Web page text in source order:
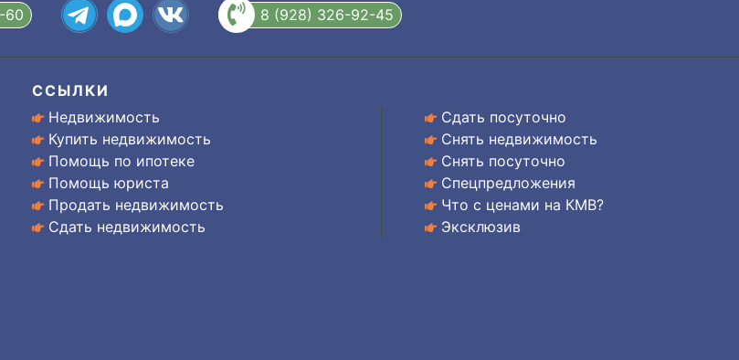
60 8 (928) 326-92-45
ССЫЛКИ
Недвижимость
Купить недвижимость
Помощь по ипотеке
Помощь юриста
Продать недвижимость
Сдать недвижимость
Сдать посуточно
Снять недвижимость
Снять посуточно
Спецпредложения
Что с ценами на КМВ?
Эксклюзив